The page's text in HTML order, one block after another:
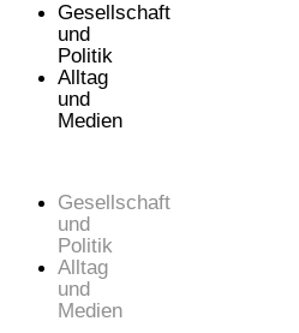
Gesellschaft
und
Politik
Alltag
und
Medien
Gesellschaft
und
Politik
Alltag
und
Medien